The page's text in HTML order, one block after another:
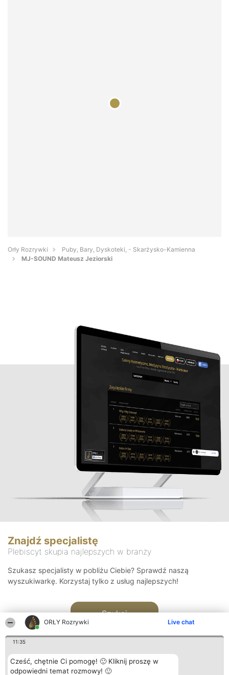
ORŁY Rozrywki Live chat
11:35
Cześć, chętnie Ci pomogę! 🙂 Kliknij proszę w
odpowiedni temat rozmowy! 🙂
Orły Rozrywki
Puby, Bary, Dyskoteki, - Skarżysko-Kamienna
MJ-SOUND Mateusz Jeziorski
Znajdź specjalistę
Plebiscyt skupia najlepszych w branży
Szukasz specjalisty w pobliżu Ciebie? Sprawdź naszą
wyszukiwarkę. Korzystaj tylko z usług najlepszych!
Szukaj